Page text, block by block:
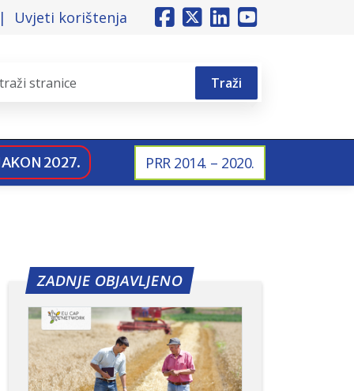
Uvjeti korištenja
Traži
2027. PRR 2014. – 2020.
ZADNJE OBJAVLJENO